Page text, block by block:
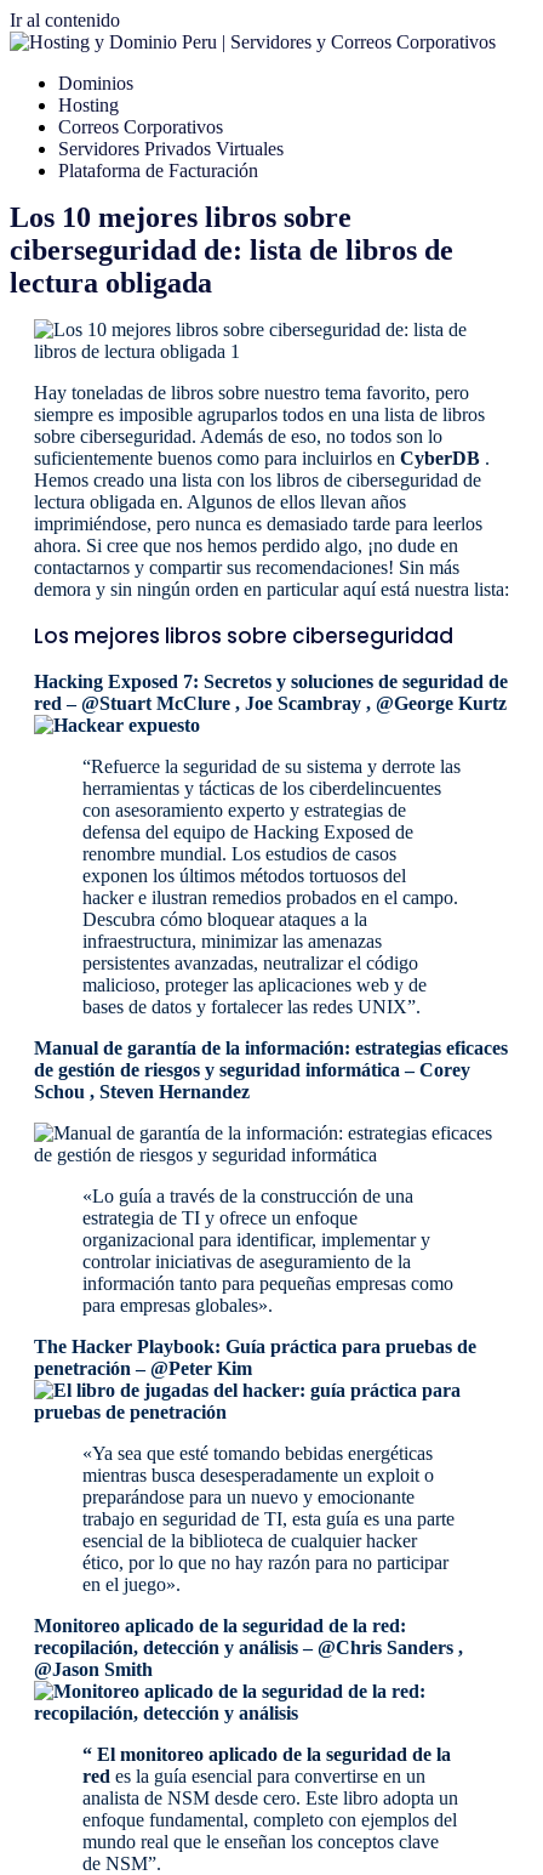
Ir al contenido
Dominios
Hosting
Correos Corporativos
Servidores Privados Virtuales
Plataforma de Facturación
Los 10 mejores libros sobre
ciberseguridad de: lista de libros de
lectura obligada
Hay toneladas de libros sobre nuestro tema favorito, pero
siempre es imposible agruparlos todos en una lista de libros
sobre ciberseguridad. Además de eso, no todos son lo
suficientemente buenos como para incluirlos en CyberDB .
Hemos creado una lista con los libros de ciberseguridad de
lectura obligada en. Algunos de ellos llevan años
imprimiéndose, pero nunca es demasiado tarde para leerlos
ahora. Si cree que nos hemos perdido algo, ¡no dude en
contactarnos y compartir sus recomendaciones! Sin más
demora y sin ningún orden en particular aquí está nuestra lista:
Los mejores libros sobre ciberseguridad
Hacking Exposed 7: Secretos y soluciones de seguridad de
red – @Stuart McClure , Joe Scambray , @George Kurtz
“Refuerce la seguridad de su sistema y derrote las
herramientas y tácticas de los ciberdelincuentes
con asesoramiento experto y estrategias de
defensa del equipo de Hacking Exposed de
renombre mundial. Los estudios de casos
exponen los últimos métodos tortuosos del
hacker e ilustran remedios probados en el campo.
Descubra cómo bloquear ataques a la
infraestructura, minimizar las amenazas
persistentes avanzadas, neutralizar el código
malicioso, proteger las aplicaciones web y de
bases de datos y fortalecer las redes UNIX”.
Manual de garantía de la información: estrategias eficaces
de gestión de riesgos y seguridad informática – Corey
Schou , Steven Hernandez
«Lo guía a través de la construcción de una
estrategia de TI y ofrece un enfoque
organizacional para identificar, implementar y
controlar iniciativas de aseguramiento de la
información tanto para pequeñas empresas como
para empresas globales».
The Hacker Playbook: Guía práctica para pruebas de
penetración – @Peter Kim
«Ya sea que esté tomando bebidas energéticas
mientras busca desesperadamente un exploit o
preparándose para un nuevo y emocionante
trabajo en seguridad de TI, esta guía es una parte
esencial de la biblioteca de cualquier hacker
ético, por lo que no hay razón para no participar
en el juego».
Monitoreo aplicado de la seguridad de la red:
recopilación, detección y análisis – @Chris Sanders ,
@Jason Smith
“ El monitoreo aplicado de la seguridad de la
red es la guía esencial para convertirse en un
analista de NSM desde cero. Este libro adopta un
enfoque fundamental, completo con ejemplos del
mundo real que le enseñan los conceptos clave
de NSM”.